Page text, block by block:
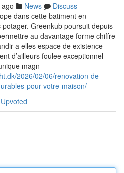
News
Discuss
dans cette batiment en
Greenkub poursuit depuis
au davantage forme chiffre
a elles espace de existence
d’ailleurs foulee exceptionnel
magn
2026/02/06/renovation-de-
pour-votre-maison/